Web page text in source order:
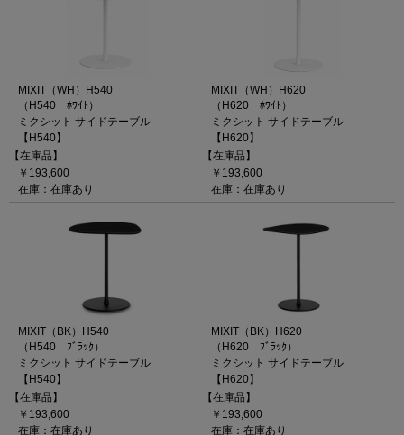
MIXIT（WH）H540
（H540 ﾎﾜｲﾄ）
ミクシット サイドテーブル
【H540】
【在庫品】
￥193,600
在庫：在庫あり
MIXIT（WH）H620
（H620 ﾎﾜｲﾄ）
ミクシット サイドテーブル
【H620】
【在庫品】
￥193,600
在庫：在庫あり
MIXIT（BK）H540
（H540 ﾌﾞﾗｯｸ）
ミクシット サイドテーブル
【H540】
【在庫品】
￥193,600
在庫：在庫あり
MIXIT（BK）H620
（H620 ﾌﾞﾗｯｸ）
ミクシット サイドテーブル
【H620】
【在庫品】
￥193,600
在庫：在庫あり